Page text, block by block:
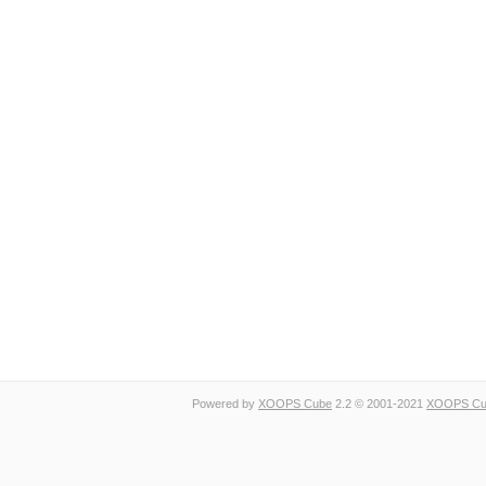
Powered by XOOPS Cube 2.2 © 2001-2021 XOOPS